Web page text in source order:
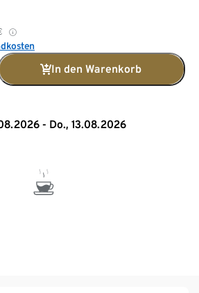
In den Warenkorb
- Do., 13.08.2026